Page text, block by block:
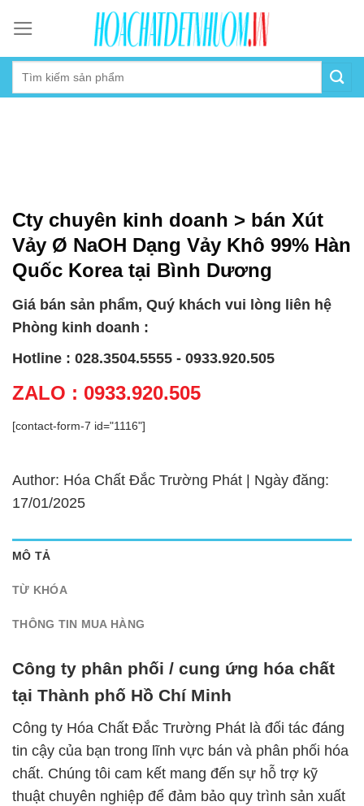
content
Cty chuyên kinh doanh > bán Xút
Vảy Ø NaOH Dạng Vảy Khô 99% Hàn
Quốc Korea tại Bình Dương
Giá bán sản phẩm, Quý khách vui lòng liên hệ
Phòng kinh doanh :
Hotline : 028.3504.5555 - 0933.920.505
ZALO : 0933.920.505
[contact-form-7 id="1116"]
Author: Hóa Chất Đắc Trường Phát | Ngày đăng:
17/01/2025
MÔ TẢ
TỪ KHÓA
THÔNG TIN MUA HÀNG
Công ty phân phối / cung ứng hóa chất
tại Thành phố Hồ Chí Minh
Công ty Hóa Chất Đắc Trường Phát là đối tác đáng
tin cậy của bạn trong lĩnh vực bán và phân phối hóa
chất. Chúng tôi cam kết mang đến sự hỗ trợ kỹ
thuật chuyên nghiệp để đảm bảo quy trình sản xuất